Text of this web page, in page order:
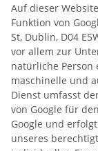
Auf dieser
Funktion von
St, Dublin, D04
vor allem zur
natürliche
maschinelle und
Dienst umfasst
von Google für
Google und
unseres